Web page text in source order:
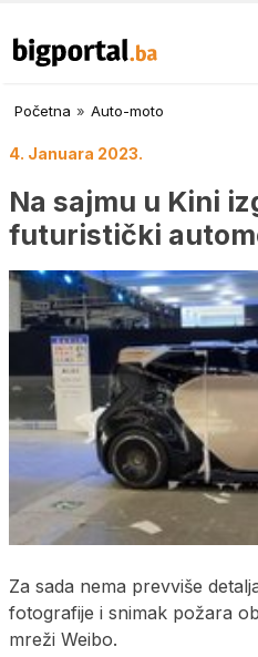
Početna » Auto-moto
4. Januara 2023.
Na sajmu u Kini
futuristički
Za sada nema prevviše
fotografije i snimak požara
mreži Weibo.